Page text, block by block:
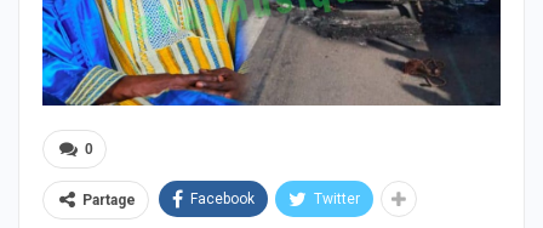
0
Partage Facebook Twitter